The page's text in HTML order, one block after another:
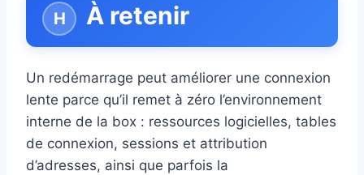
À retenir
Un redémarrage peut améliorer une connexion
lente parce qu’il remet à zéro l’environnement
interne de la box : ressources logicielles, tables
de connexion, sessions et attribution
d’adresses, ainsi que parfois la